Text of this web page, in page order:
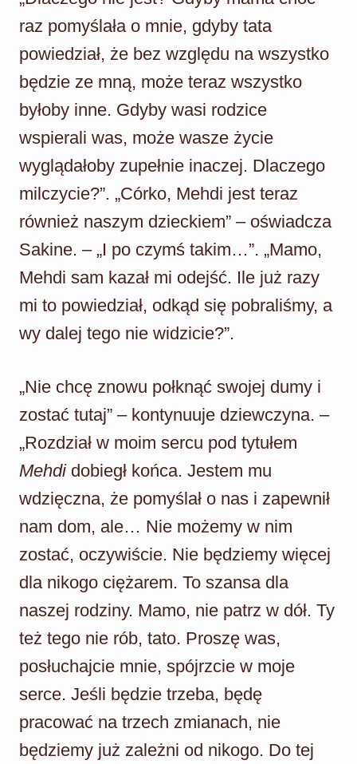
raz pomyślała o mnie, gdyby tata
powiedział, że bez względu na wszystko
będzie ze mną, może teraz wszystko
byłoby inne. Gdyby wasi rodzice
wspierali was, może wasze życie
wyglądałoby zupełnie inaczej. Dlaczego
milczycie?”. „Córko, Mehdi jest teraz
również naszym dzieckiem” – oświadcza
Sakine. – „I po czymś takim…”. „Mamo,
Mehdi sam kazał mi odejść. Ile już razy
mi to powiedział, odkąd się pobraliśmy, a
wy dalej tego nie widzicie?”.
„Nie chcę znowu połknąć swojej dumy i
zostać tutaj” – kontynuuje dziewczyna. –
„Rozdział w moim sercu pod tytułem
Mehdidobiegł końca. Jestem mu
wdzięczna, że pomyślał o nas i zapewnił
nam dom, ale… Nie możemy w nim
zostać, oczywiście. Nie będziemy więcej
dla nikogo ciężarem. To szansa dla
naszej rodziny. Mamo, nie patrz w dół. Ty
też tego nie rób, tato. Proszę was,
posłuchajcie mnie, spójrzcie w moje
serce. Jeśli będzie trzeba, będę
pracować na trzech zmianach, nie
będziemy już zależni od nikogo. Do tej